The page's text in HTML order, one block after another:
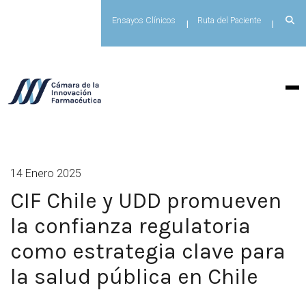
Ensayos Clínicos Ruta del Paciente
14 Enero 2025
CIF Chile y UDD promueven
la confianza regulatoria
como estrategia clave para
la salud pública en Chile